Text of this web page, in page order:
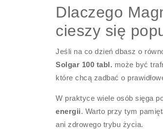
Dlaczego
cieszy się
Jeśli na co dzień dbasz o
Solgar 100 tabl. może być
które chcą zadbać o
W praktyce wiele osób sięga
energii. Warto przy tym
ani zdrowego trybu życia.